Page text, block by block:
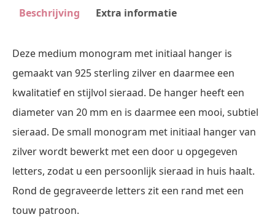
aantal
Beschrijving Extra informatie
Deze medium monogram met initiaal hanger is
gemaakt van 925 sterling zilver en daarmee een
kwalitatief en stijlvol sieraad. De hanger heeft een
diameter van 20 mm en is daarmee een mooi, subtiel
sieraad. De small monogram met initiaal hanger van
zilver wordt bewerkt met een door u opgegeven
letters, zodat u een persoonlijk sieraad in huis haalt.
Rond de gegraveerde letters zit een rand met een
touw patroon.